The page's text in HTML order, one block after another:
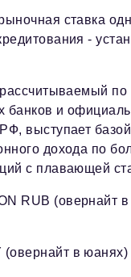
ставка
-
рассчитываемый
банков и
выступает
дохода по
с плавающей
RUB (овернайт в
(овернайт в юанях)